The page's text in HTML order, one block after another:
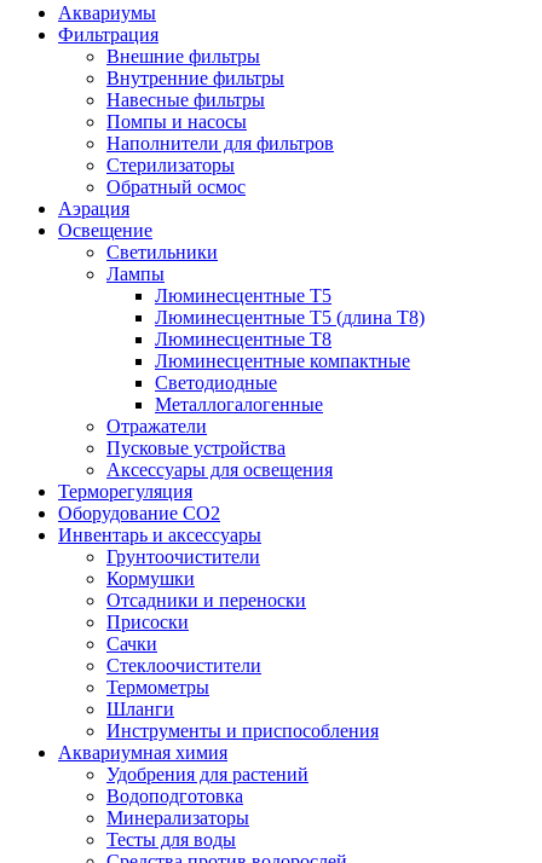
Аквариумы
Фильтрация
Внешние фильтры
Внутренние фильтры
Навесные фильтры
Помпы и насосы
Наполнители для фильтров
Стерилизаторы
Обратный осмос
Аэрация
Освещение
Светильники
Лампы
Люминесцентные T5
Люминесцентные T5 (длина T8)
Люминесцентные T8
Люминесцентные компактные
Светодиодные
Металлогалогенные
Отражатели
Пусковые устройства
Аксессуары для освещения
Терморегуляция
Оборудование CO2
Инвентарь и аксессуары
Грунтоочистители
Кормушки
Отсадники и переноски
Присоски
Сачки
Стеклоочистители
Термометры
Шланги
Инструменты и приспособления
Аквариумная химия
Удобрения для растений
Водоподготовка
Минерализаторы
Тесты для воды